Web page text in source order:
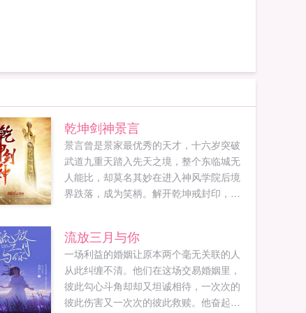
乾坤剑神景言
景言曾是景家最优秀的天才，十六岁突破
武道九重天踏入先天之境，整个东临城无
人能比，却莫名其妙在进入神风学院后境
界跌落，成为笑柄。解开乾坤戒封印，重
流放三月与你
一场利益的婚姻让原本两个毫无关联的人
从此纠缠不清。他们在这场交易婚姻里，
彼此勾心斗角却却又坦诚相待，一次次的
彼此伤害又一次次的彼此救赎。他奋起直